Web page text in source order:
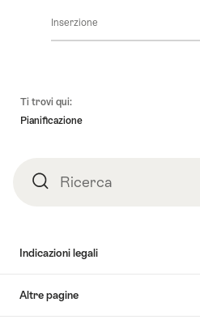
Inserzione
Ti trovi qui:
Pianificazione
RicercaRicerca
Indicazioni legali
Altre pagine